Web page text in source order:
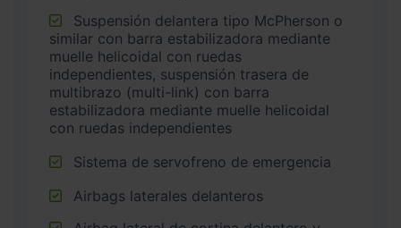
similar con barra estabilizadora mediante
muelle helicoidal con ruedas
independientes, suspensión trasera de
multibrazo (multi-link) con barra
estabilizadora mediante muelle helicoidal
con ruedas independientes
Sistema de servofreno de emergencia
Airbags laterales delanteros